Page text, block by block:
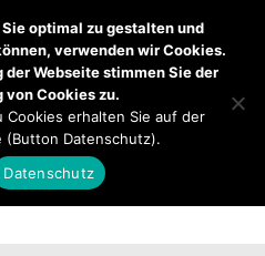
Über uns
optimal zu gestalten und
verwenden wir Cookies.
Webseite stimmen Sie der
von Cookies zu.
Cookies erhalten Sie auf der
(Button Datenschutz).
Datenschutz